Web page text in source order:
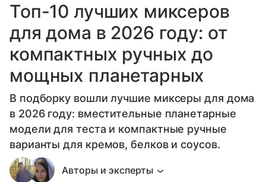
Топ-10 лучших миксеров
для дома в 2026 году: от
компактных ручных до
мощных планетарных
В подборку вошли лучшие миксеры для дома
в 2026 году: вместительные планетарные
модели для теста и компактные ручные
варианты для кремов, белков и соусов.
Авторы и эксперты